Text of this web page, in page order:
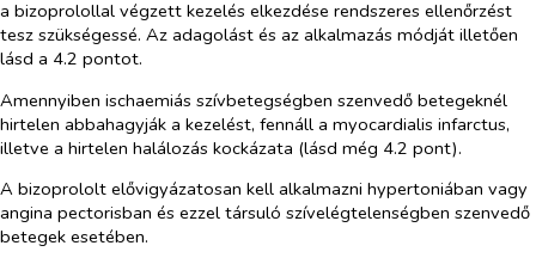
a bizoprolollal végzett kezelés elkezdése rendszeres ellenőrzést
tesz szükségessé. Az adagolást és az alkalmazás módját illetően
lásd a 4.2 pontot.
Amennyiben ischaemiás szívbetegségben szenvedő betegeknél
hirtelen abbahagyják a kezelést, fennáll a myocardialis infarctus,
illetve a hirtelen halálozás kockázata (lásd még 4.2 pont).
A bizoprololt elővigyázatosan kell alkalmazni hypertoniában vagy
angina pectorisban és ezzel társuló szívelégtelenségben szenvedő
betegek esetében.